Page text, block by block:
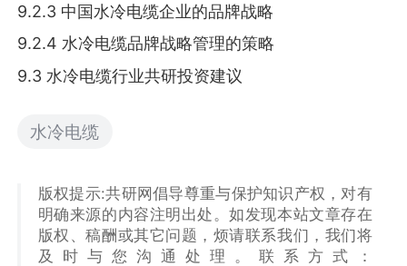
9.2.3 中国水冷电缆企业的品牌战略
9.2.4 水冷电缆品牌战略管理的策略
9.3 水冷电缆行业共研投资建议
水冷电缆
版权提示:共研网倡导尊重与保护知识产权，对有
明确来源的内容注明出处。如发现本站文章存在
版权、稿酬或其它问题，烦请联系我们，我们将
及时与您沟通处理。联系方式：